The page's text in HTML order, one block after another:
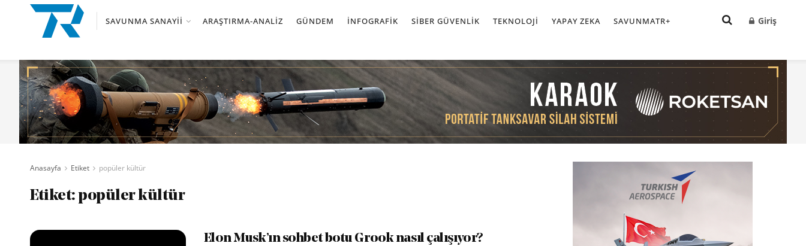
SAVUNMA SANAYII ARAŞTIRMA-ANALIZ GÜNDEM İNFOGRAFIK SIBER GÜVENLIK TEKNOLOJI YAPAY ZEKA SAVUNMATR+ Giriş
Anasayfa Etiket popüler kültür
Etiket:popüler kültür
Elon Musk’ın sohbet botu Grook nasıl çalışıyor?